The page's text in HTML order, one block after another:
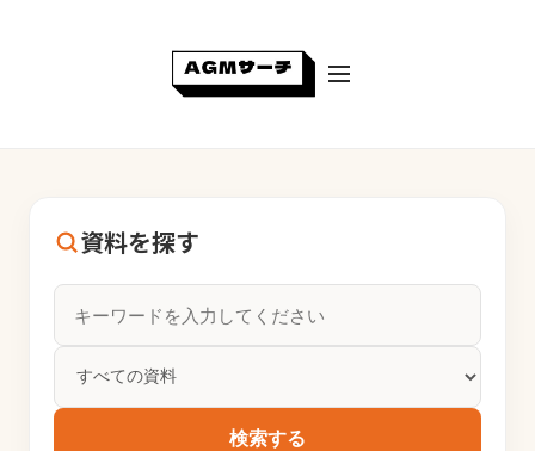
資料を探す
検索する